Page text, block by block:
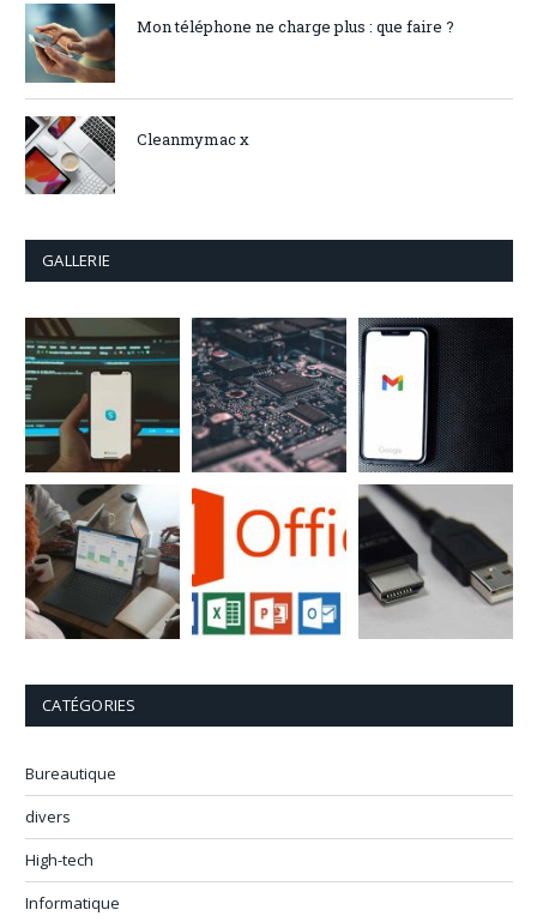
Mon téléphone ne charge plus : que faire ?
Cleanmymac x
GALLERIE
CATÉGORIES
Bureautique
divers
High-tech
Informatique